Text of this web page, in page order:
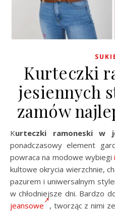
Kurteczki
jesiennych
zamów
Kurteczki ramoneski w
ponadczasowy element
powraca na modowe wybiegi i
kultowe okrycia wierzchnie,
pazurem i uniwersalnym
w chłodniejsze dni. Bardzo
jeansowe
, tworząc z nimi